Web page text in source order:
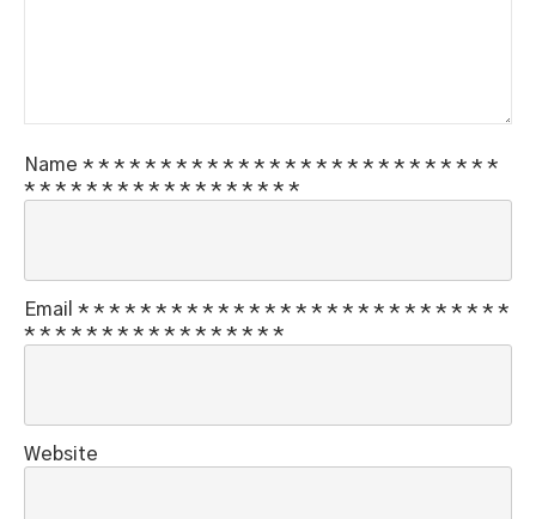
Name * * * * * * * * * * * * * * * * * * * * * * * * * * *
* * * * * * * * * * * * * * * * * *
Email * * * * * * * * * * * * * * * * * * * * * * * * * * * *
* * * * * * * * * * * * * * * * *
Website